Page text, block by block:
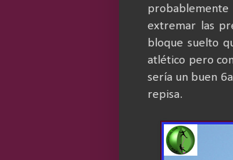
extremar las
bloque suelto
atlético pero
sería un buen
repisa.